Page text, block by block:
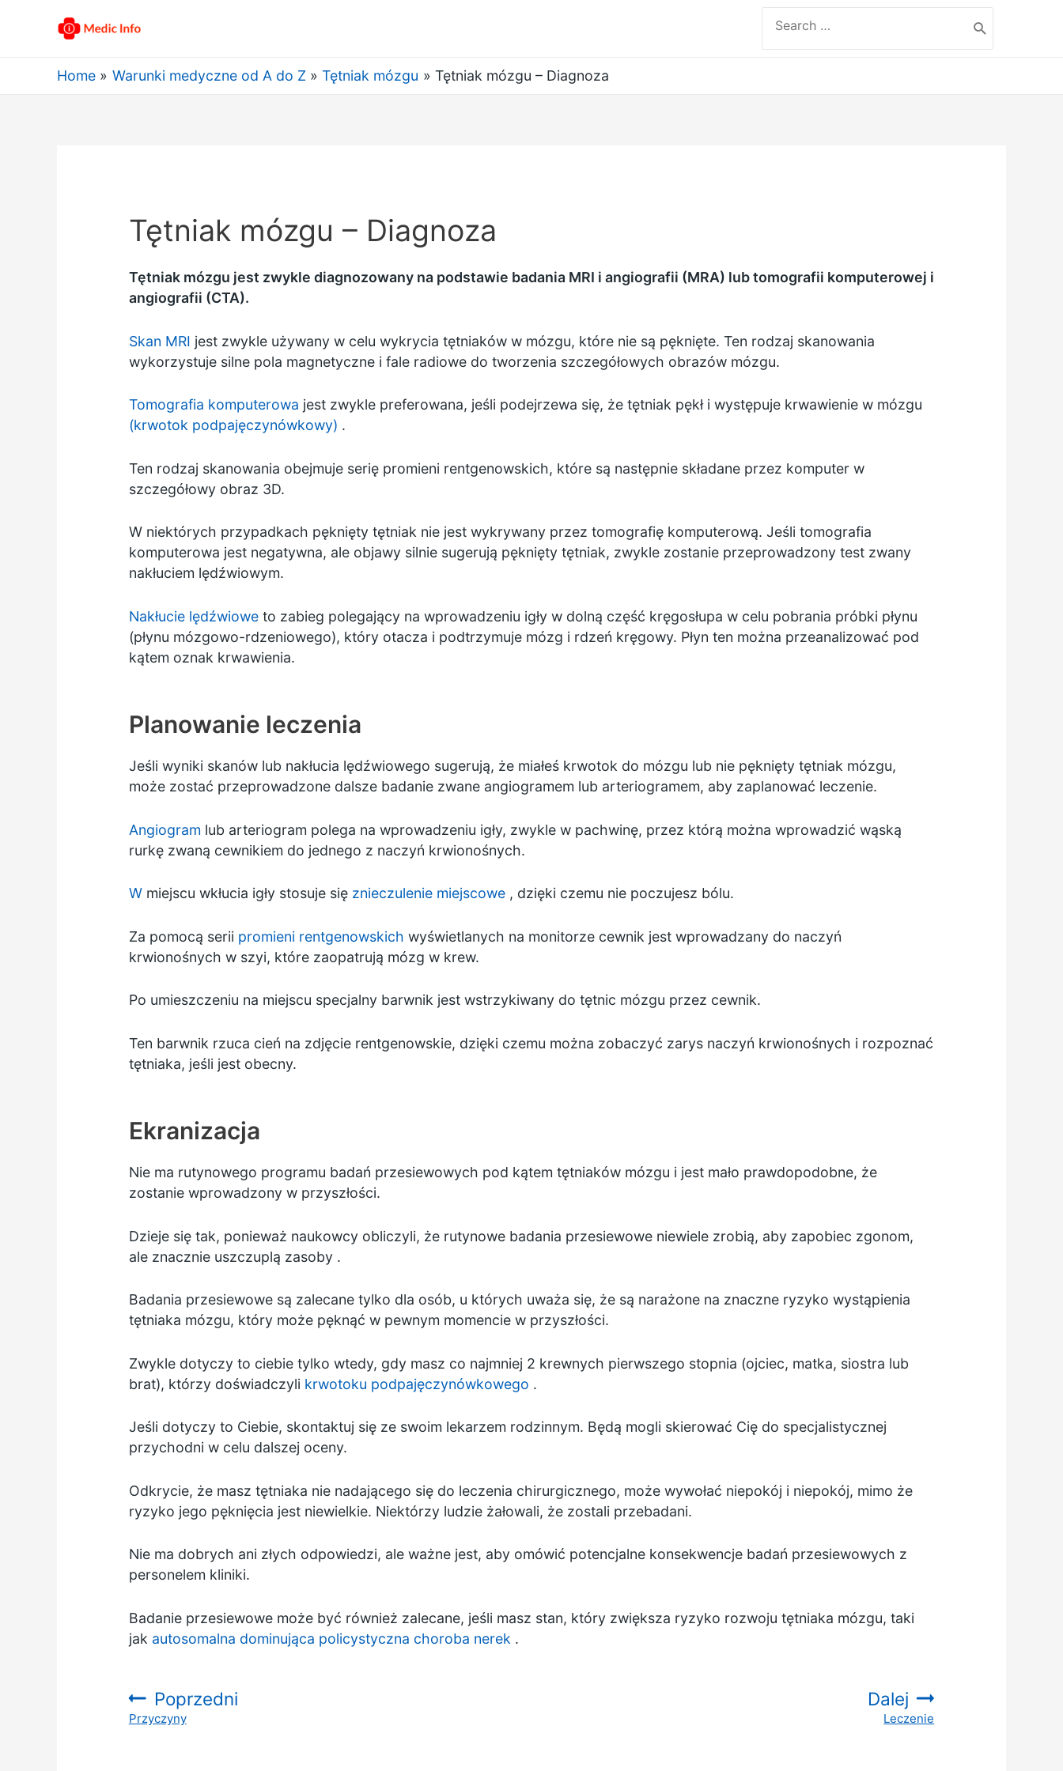
for:
Home Warunki medyczne od A do Z Tętniak mózgu Tętniak mózgu – Diagnoza
Tętniak mózgu – Diagnoza
Tętniak mózgu jest zwykle diagnozowany na podstawie badania MRI i angiografii (MRA) lub tomografii komputerowej i
angiografii (CTA).
Skan MRI jest zwykle używany w celu wykrycia tętniaków w mózgu, które nie są pęknięte. Ten rodzaj skanowania
wykorzystuje silne pola magnetyczne i fale radiowe do tworzenia szczegółowych obrazów mózgu.
Tomografia komputerowa jest zwykle preferowana, jeśli podejrzewa się, że tętniak pękł i występuje krwawienie w mózgu
(krwotok podpajęczynówkowy) .
Ten rodzaj skanowania obejmuje serię promieni rentgenowskich, które są następnie składane przez komputer w
szczegółowy obraz 3D.
W niektórych przypadkach pęknięty tętniak nie jest wykrywany przez tomografię komputerową. Jeśli tomografia
komputerowa jest negatywna, ale objawy silnie sugerują pęknięty tętniak, zwykle zostanie przeprowadzony test zwany
nakłuciem lędźwiowym.
Nakłucie lędźwioweto zabieg polegający na wprowadzeniu igły w dolną część kręgosłupa w celu pobrania próbki płynu
(płynu mózgowo-rdzeniowego), który otacza i podtrzymuje mózg i rdzeń kręgowy. Płyn ten można przeanalizować pod
kątem oznak krwawienia.
Planowanie leczenia
Jeśli wyniki skanów lub nakłucia lędźwiowego sugerują, że miałeś krwotok do mózgu lub nie pęknięty tętniak mózgu,
może zostać przeprowadzone dalsze badanie zwane angiogramem lub arteriogramem, aby zaplanować leczenie.
Angiogram lub arteriogram polega na wprowadzeniu igły, zwykle w pachwinę, przez którą można wprowadzić wąską
rurkę zwaną cewnikiem do jednego z naczyń krwionośnych.
Wmiejscu wkłucia igły stosuje się znieczulenie miejscowe, dzięki czemu nie poczujesz bólu.
Za pomocą serii promieni rentgenowskich wyświetlanych na monitorze cewnik jest wprowadzany do naczyń
krwionośnych w szyi, które zaopatrują mózg w krew.
Po umieszczeniu na miejscu specjalny barwnik jest wstrzykiwany do tętnic mózgu przez cewnik.
Ten barwnik rzuca cień na zdjęcie rentgenowskie, dzięki czemu można zobaczyć zarys naczyń krwionośnych i rozpoznać
tętniaka, jeśli jest obecny.
Ekranizacja
Nie ma rutynowego programu badań przesiewowych pod kątem tętniaków mózgu i jest mało prawdopodobne, że
zostanie wprowadzony w przyszłości.
Dzieje się tak, ponieważ naukowcy obliczyli, że rutynowe badania przesiewowe niewiele zrobią, aby zapobiec zgonom,
ale znacznie uszczuplą zasoby .
Badania przesiewowe są zalecane tylko dla osób, u których uważa się, że są narażone na znaczne ryzyko wystąpienia
tętniaka mózgu, który może pęknąć w pewnym momencie w przyszłości.
Zwykle dotyczy to ciebie tylko wtedy, gdy masz co najmniej 2 krewnych pierwszego stopnia (ojciec, matka, siostra lub
brat), którzy doświadczyli krwotoku podpajęczynówkowego .
Jeśli dotyczy to Ciebie, skontaktuj się ze swoim lekarzem rodzinnym. Będą mogli skierować Cię do specjalistycznej
przychodni w celu dalszej oceny.
Odkrycie, że masz tętniaka nie nadającego się do leczenia chirurgicznego, może wywołać niepokój i niepokój, mimo że
ryzyko jego pęknięcia jest niewielkie. Niektórzy ludzie żałowali, że zostali przebadani.
Nie ma dobrych ani złych odpowiedzi, ale ważne jest, aby omówić potencjalne konsekwencje badań przesiewowych z
personelem kliniki.
Badanie przesiewowe może być również zalecane, jeśli masz stan, który zwiększa ryzyko rozwoju tętniaka mózgu, taki
jak autosomalna dominująca policystyczna choroba nerek .
Poprzedni
:Przyczyny
Dalej
:
Leczenie